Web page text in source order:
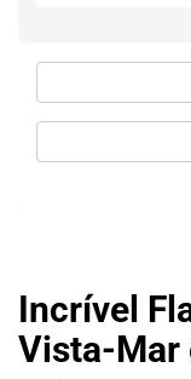
Incrível
Vista-Mar